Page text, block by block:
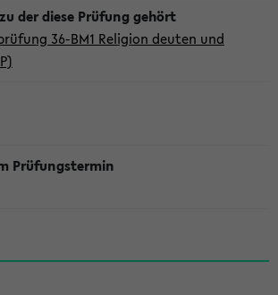
36-BM1 Religion deuten und